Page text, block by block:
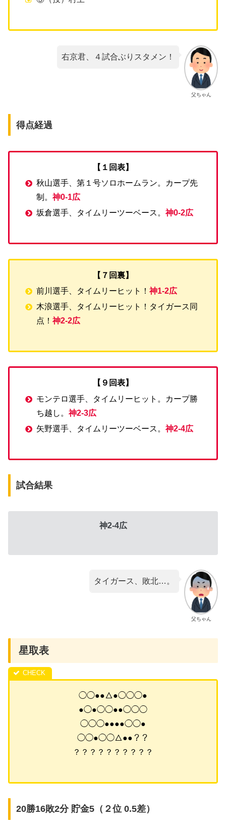
父ちゃん
右京君、４試合ぶりスタメン！
得点経過
【１回表】
秋山選手、第１号ソロホームラン。カープ先
制。神0-1広
坂倉選手、タイムリーツーベース。神0-2広
【７回裏】
前川選手、タイムリーヒット！神1-2広
木浪選手、タイムリーヒット！タイガース同
点！神2-2広
【９回表】
モンテロ選手、タイムリーヒット。カープ勝
ち越し。神2-3広
矢野選手、タイムリーツーベース。神2-4広
試合結果
神2-4広
父ちゃん
タイガース、敗北…。
星取表
◯◯●●△●◯◯◯●
●◯●◯◯●●◯◯◯
◯◯◯●●●●◯◯●
◯◯●◯◯△●●？？
？？？？？？？？？？
20勝16敗2分 貯金5（２位 0.5差）